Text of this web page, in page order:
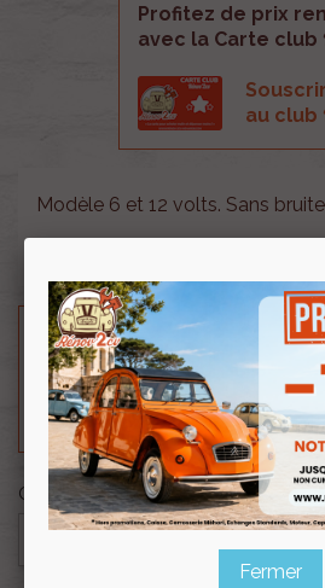
Profitez de prix
avec la Carte club
au club
Modèle 6 et 12 volts. Sans
Besoin d'un renseignement
? N'hésitez pas à contacter
technique au0254 277 154 ou
Quantité

Fermer